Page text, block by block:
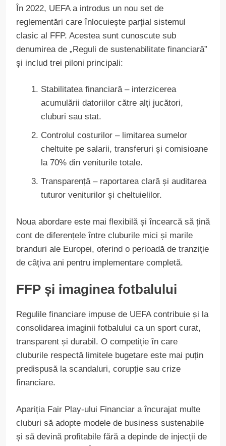
În 2022, UEFA a introdus un nou set de
reglementări care înlocuiește parțial sistemul
clasic al FFP. Acestea sunt cunoscute sub
denumirea de „Reguli de sustenabilitate financiară”
și includ trei piloni principali:
Stabilitatea financiară – interzicerea
acumulării datoriilor către alți jucători,
cluburi sau stat.
Controlul costurilor – limitarea sumelor
cheltuite pe salarii, transferuri și comisioane
la 70% din veniturile totale.
Transparență – raportarea clară și auditarea
tuturor veniturilor și cheltuielilor.
Noua abordare este mai flexibilă și încearcă să țină
cont de diferențele între cluburile mici și marile
branduri ale Europei, oferind o perioadă de tranziție
de câțiva ani pentru implementare completă.
FFP și imaginea fotbalului
Regulile financiare impuse de UEFA contribuie și la
consolidarea imaginii fotbalului ca un sport curat,
transparent și durabil. O competiție în care
cluburile respectă limitele bugetare este mai puțin
predispusă la scandaluri, corupție sau crize
financiare.
Apariția Fair Play-ului Financiar a încurajat multe
cluburi să adopte modele de business sustenabile
și să devină profitabile fără a depinde de injecții de